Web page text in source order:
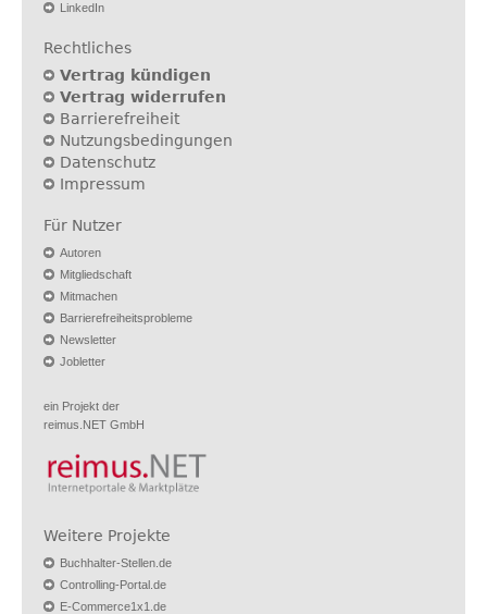
LinkedIn
Rechtliches
Vertrag kündigen
Vertrag widerrufen
Barrierefreiheit
Nutzungsbedingungen
Datenschutz
Impressum
Für Nutzer
Autoren
Mitgliedschaft
Mitmachen
Barrierefreiheitsprobleme
Newsletter
Jobletter
ein Projekt der
reimus.NET GmbH
Weitere Projekte
Buchhalter-Stellen.de
Controlling-Portal.de
E-Commerce1x1.de